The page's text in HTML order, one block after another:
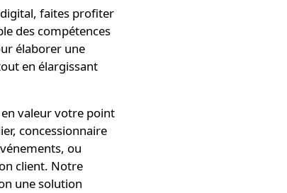
, faites profiter
des compétences
élaborer une
en élargissant
valeur votre point
concessionnaire
ou
client. Notre
une solution